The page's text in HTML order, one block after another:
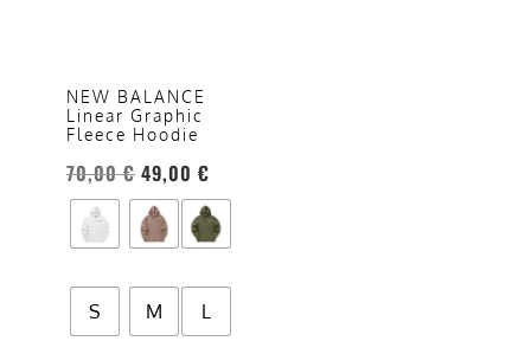
NEW BALANCE
Linear Graphic
Fleece Hoodie
70,00€ 49,00 €
S M L
opzioni
possono
essere
scelte
nella
pagina
prodotto